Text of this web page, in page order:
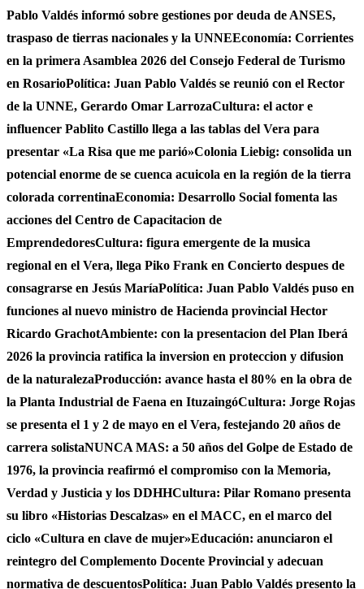
Pablo Valdés informó sobre gestiones por deuda de ANSES,
traspaso de tierras nacionales y la UNNEEconomía: Corrientes
en la primera Asamblea 2026 del Consejo Federal de Turismo
en RosarioPolítica: Juan Pablo Valdés se reunió con el Rector
de la UNNE, Gerardo Omar LarrozaCultura: el actor e
influencer Pablito Castillo llega a las tablas del Vera para
presentar «La Risa que me parió»Colonia Liebig: consolida un
potencial enorme de se cuenca acuicola en la región de la tierra
colorada correntinaEconomia: Desarrollo Social fomenta las
acciones del Centro de Capacitacion de
EmprendedoresCultura: figura emergente de la musica
regional en el Vera, llega Piko Frank en Concierto despues de
consagrarse en Jesús MaríaPolítica: Juan Pablo Valdés puso en
funciones al nuevo ministro de Hacienda provincial Hector
Ricardo GrachotAmbiente: con la presentacion del Plan Iberá
2026 la provincia ratifica la inversion en proteccion y difusion
de la naturalezaProducción: avance hasta el 80% en la obra de
la Planta Industrial de Faena en ItuzaingóCultura: Jorge Rojas
se presenta el 1 y 2 de mayo en el Vera, festejando 20 años de
carrera solistaNUNCA MAS: a 50 años del Golpe de Estado de
1976, la provincia reafirmó el compromiso con la Memoria,
Verdad y Justicia y los DDHHCultura: Pilar Romano presenta
su libro «Historias Descalzas» en el MACC, en el marco del
ciclo «Cultura en clave de mujer»Educación: anunciaron el
reintegro del Complemento Docente Provincial y adecuan
normativa de descuentosPolítica: Juan Pablo Valdés presento la